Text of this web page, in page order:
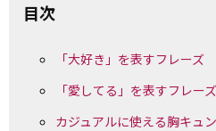
目次
「大好き」を表すフレーズ
「愛してる」を表すフレーズ
カジュアルに使える胸キュ